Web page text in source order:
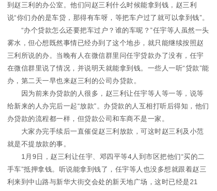
到赵三利的办公室。他们问赵三利什么时候能拿到钱，赵三利
说“你们办的是车贷，那得有车呀，等把车户过了就可以拿到钱”。
“办个贷款怎么还要把车过户？谁的车呢？”任宇等人虽然一头
雾水，但心想既然事情已经办到了这个地步，就只能继续按照赵
三利所说的办。当晚有人在微信群里问任宇贷款办了没有，任宇
在微信群里说了情况，并说明天就能拿到钱。一些人一听“贷款”能
办，第二天一早也来赵三利的公司办贷款。
因为前来办贷款的人很多，赵三利让任宇等人等一等，说等
给新来的人办完后一起“放款”。办贷款的人互相打听后得知，他们
办贷款的流程都一样，但贷款公司和车商不是一家。
大家办完手续后一直催促赵三利放款，可这时赵三利及小范
就是不提放款的事。
1月9日，赵三利让任宇、邓四平等4人到市区把他们“买的二
手车”抵押拿钱。听说能拿到钱了，任宇等人也没多想就跟着赵三
利来到中山路与新华大街交会处的新天地广场，这时已经是21